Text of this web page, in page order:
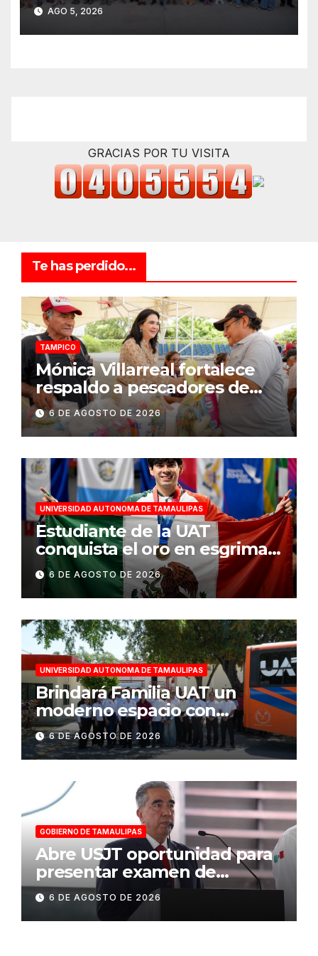
AGO 5, 2026
GRACIAS POR TU VISITA
Te has perdido...
TAMPICO
Mónica Villarreal fortalece
respaldo a pescadores de
Tampico durante temporada
de veda
6 DE AGOSTO DE 2026
UNIVERSIDAD AUTONOMA DE TAMAULIPAS
Estudiante de la UAT
conquista el oro en esgrima
en Santo Domingo 2026
6 DE AGOSTO DE 2026
UNIVERSIDAD AUTONOMA DE TAMAULIPAS
Brindará Familia UAT un
moderno espacio con
sentido humano en la nueva
sede del COMASS
6 DE AGOSTO DE 2026
GOBIERNO DE TAMAULIPAS
Abre USJT oportunidad para
presentar examen de
admisión, este sábado
6 DE AGOSTO DE 2026